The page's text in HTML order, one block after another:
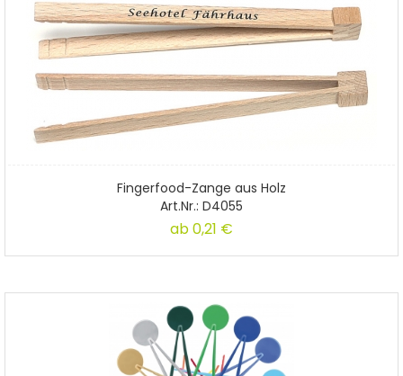
Fingerfood-Zange aus Holz
Art.Nr.: D4055
ab0,21 €